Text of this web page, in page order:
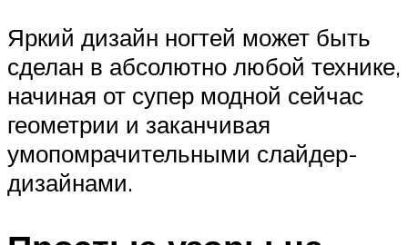
Яркий дизайн ногтей может быть
сделан в абсолютно любой технике,
начиная от супер модной сейчас
геометрии и заканчивая
умопомрачительными слайдер-
дизайнами.